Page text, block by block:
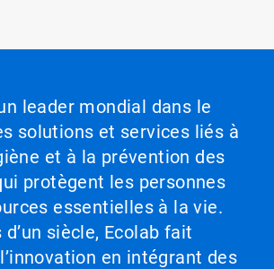
leader mondial dans le
solutions et services liés à
et à la prévention des
protègent les personnes
essentielles à la vie.
siècle, Ecolab fait
en intégrant des